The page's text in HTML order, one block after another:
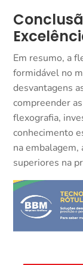
Em resumo, a
formidável no
desvantagens
compreender
flexografia,
conhecimento
na embalagem,
superiores na